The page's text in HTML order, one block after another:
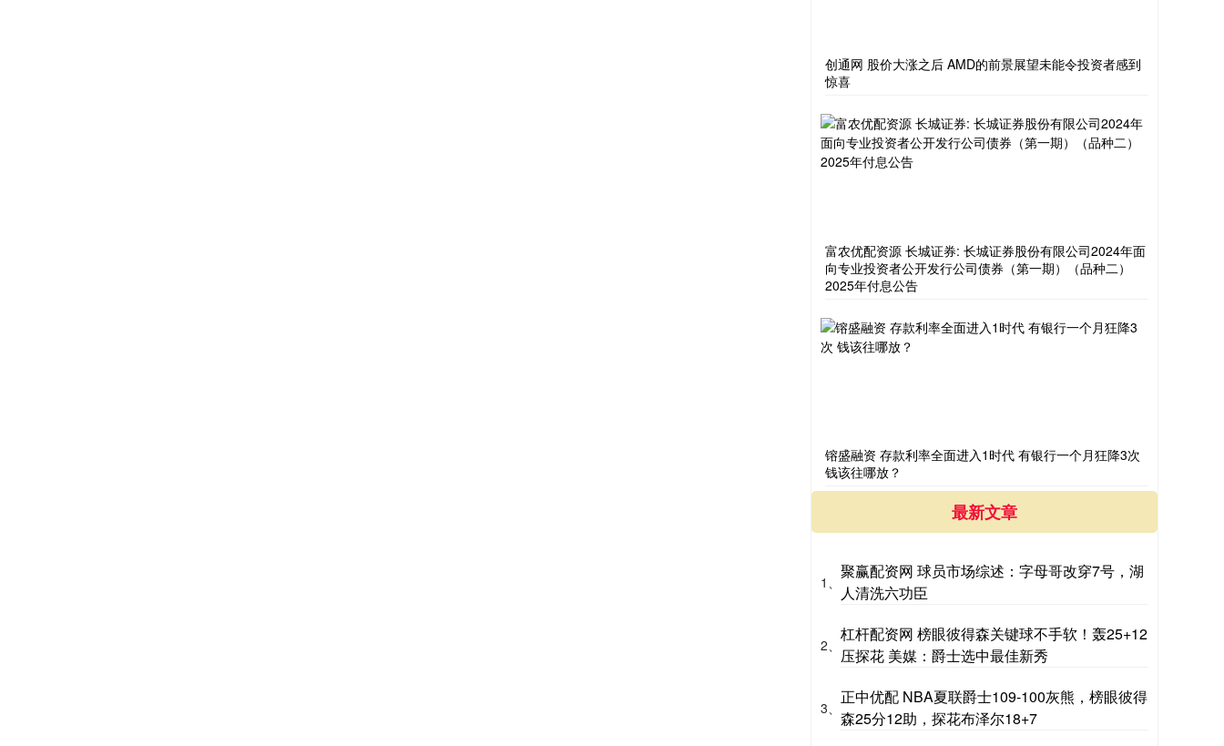
创通网 股价大涨之后 AMD的前景展望未能令投资者感到
惊喜
富农优配资源 长城证券: 长城证券股份有限公司2024年面
向专业投资者公开发行公司债券（第一期）（品种二）
2025年付息公告
镕盛融资 存款利率全面进入1时代 有银行一个月狂降3次
钱该往哪放？
最新文章
1、
聚赢配资网 球员市场综述：字母哥改穿7号，湖
人清洗六功臣
2、
杠杆配资网 榜眼彼得森关键球不手软！轰25+12
压探花 美媒：爵士选中最佳新秀
3、
正中优配 NBA夏联爵士109-100灰熊，榜眼彼得
森25分12助，探花布泽尔18+7